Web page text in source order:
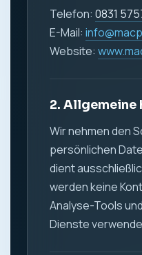
Telefon: 0831
E-Mail:
Website:
2. Allgemeine
Wir nehmen den
persönlichen
dient
werden keine
Analyse-Tools
Dienste